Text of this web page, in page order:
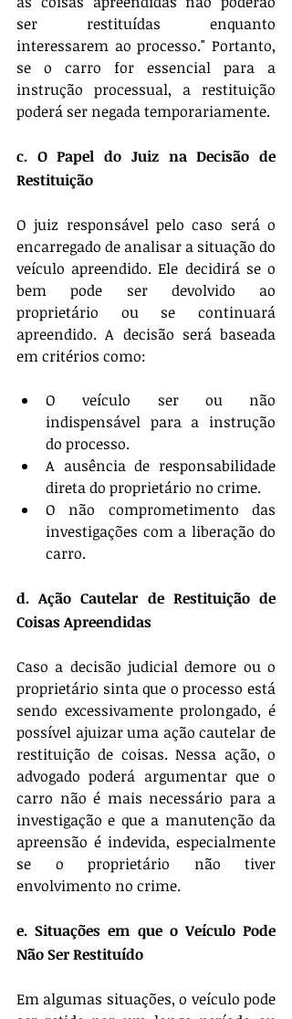
ser restituídas enquanto
interessarem ao processo." Portanto,
se o carro for essencial para a
instrução processual, a restituição
poderá ser negada temporariamente.
c. O Papel do Juiz na Decisão de
Restituição
O juiz responsável pelo caso será o
encarregado de analisar a situação do
veículo apreendido. Ele decidirá se o
bem pode ser devolvido ao
proprietário ou se continuará
apreendido. A decisão será baseada
em critérios como:
O veículo ser ou não
indispensável para a instrução
do processo.
A ausência de responsabilidade
direta do proprietário no crime.
O não comprometimento das
investigações com a liberação do
carro.
d. Ação Cautelar de Restituição de
Coisas Apreendidas
Caso a decisão judicial demore ou o
proprietário sinta que o processo está
sendo excessivamente prolongado, é
possível ajuizar uma ação cautelar de
restituição de coisas. Nessa ação, o
advogado poderá argumentar que o
carro não é mais necessário para a
investigação e que a manutenção da
apreensão é indevida, especialmente
se o proprietário não tiver
envolvimento no crime.
e. Situações em que o Veículo Pode
Não Ser Restituído
Em algumas situações, o veículo pode